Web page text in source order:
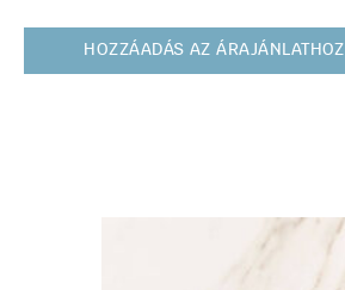
HOZZÁADÁS AZ ÁRAJÁNLATHOZ